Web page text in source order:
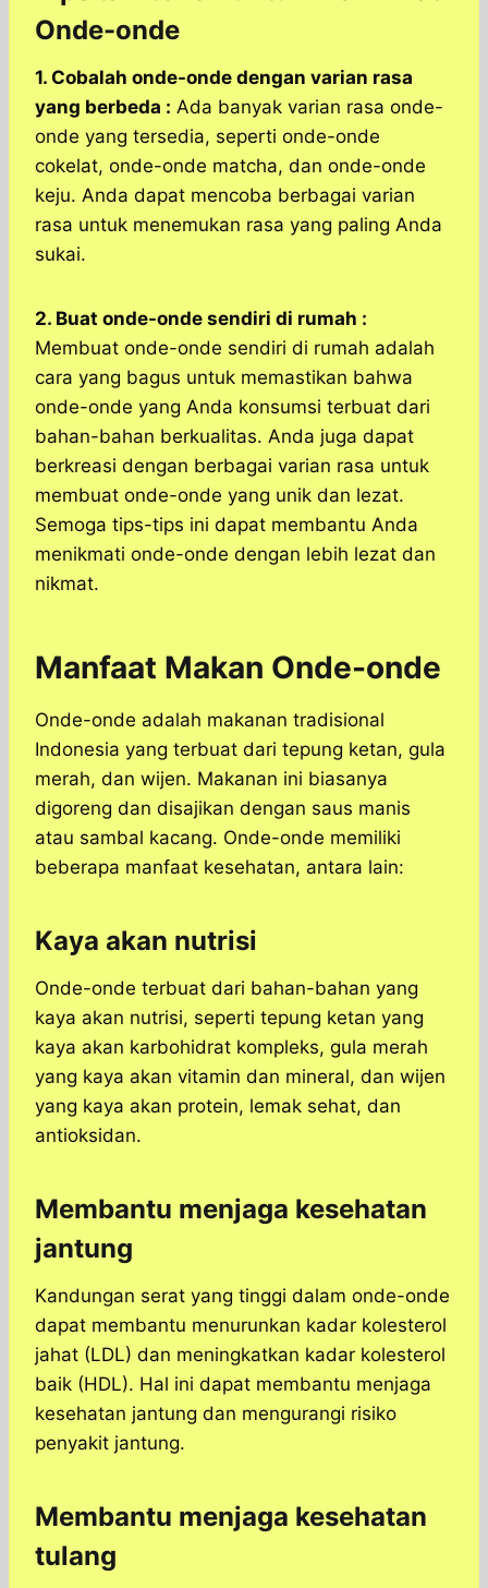
Onde-onde
1. Cobalah onde-onde dengan varian rasa
yang berbeda : Ada banyak varian rasa onde-
onde yang tersedia, seperti onde-onde
cokelat, onde-onde matcha, dan onde-onde
keju. Anda dapat mencoba berbagai varian
rasa untuk menemukan rasa yang paling Anda
sukai.
2. Buat onde-onde sendiri di rumah :
Membuat onde-onde sendiri di rumah adalah
cara yang bagus untuk memastikan bahwa
onde-onde yang Anda konsumsi terbuat dari
bahan-bahan berkualitas. Anda juga dapat
berkreasi dengan berbagai varian rasa untuk
membuat onde-onde yang unik dan lezat.
Semoga tips-tips ini dapat membantu Anda
menikmati onde-onde dengan lebih lezat dan
nikmat.
Manfaat Makan Onde-onde
Onde-onde adalah makanan tradisional
Indonesia yang terbuat dari tepung ketan, gula
merah, dan wijen. Makanan ini biasanya
digoreng dan disajikan dengan saus manis
atau sambal kacang. Onde-onde memiliki
beberapa manfaat kesehatan, antara lain:
Kaya akan nutrisi
Onde-onde terbuat dari bahan-bahan yang
kaya akan nutrisi, seperti tepung ketan yang
kaya akan karbohidrat kompleks, gula merah
yang kaya akan vitamin dan mineral, dan wijen
yang kaya akan protein, lemak sehat, dan
antioksidan.
Membantu menjaga kesehatan
jantung
Kandungan serat yang tinggi dalam onde-onde
dapat membantu menurunkan kadar kolesterol
jahat (LDL) dan meningkatkan kadar kolesterol
baik (HDL). Hal ini dapat membantu menjaga
kesehatan jantung dan mengurangi risiko
penyakit jantung.
Membantu menjaga kesehatan
tulang